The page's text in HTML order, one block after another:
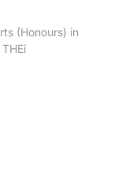
(Honours)